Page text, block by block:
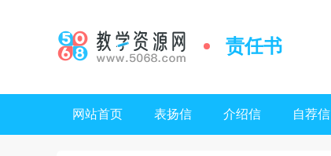
责任书
网站首页 表扬信 介绍信 自荐信